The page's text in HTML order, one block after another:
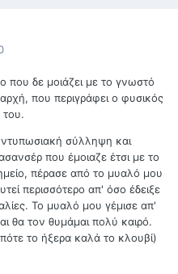
που δε μοιάζει με το γνωστό
που περιγράφει ο φυσικός
του.
σύλληψη και
που έμοιαζε έτσι με το
πέρασε από το μυαλό μου
περισσότερο απ' όσο έδειξε
Το μυαλό μου γέμισε απ'
θα τον θυμάμαι πολύ καιρό.
το ήξερα καλά το κλουβί)